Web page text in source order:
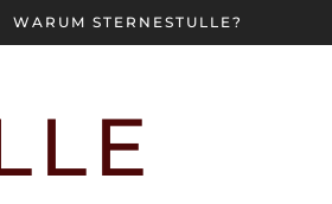
WARUM STERNESTULLE?